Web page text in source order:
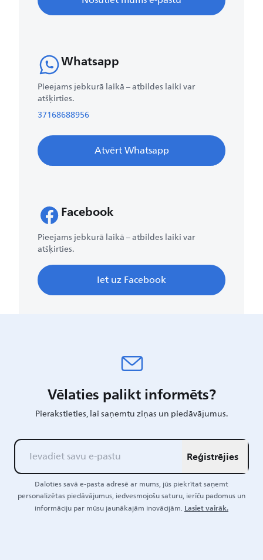
Whatsapp
Pieejams jebkurā laikā – atbildes laiki var
atšķirties.
37168688956
Atvērt Whatsapp
Facebook
Pieejams jebkurā laikā – atbildes laiki var
atšķirties.
Iet uz Facebook
Vēlaties palikt informēts?
Pierakstieties, lai saņemtu ziņas un piedāvājumus.
Reģistrējies
Daloties savā e-pasta adresē ar mums, jūs piekrītat saņemt
personalizētas piedāvājumus, iedvesmojošu saturu, ierīču padomus un
informāciju par mūsu jaunākajām inovācijām.Lasiet vairāk.